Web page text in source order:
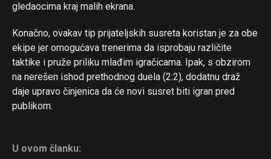
gledaocima kraj malih ekrana.
Konačno, ovakav tip prijateljskih susreta koristan je za obe
ekipe jer omogućava trenerima da isprobaju različite
taktike i pruže priliku mlađim igračicama. Ipak, s obzirom
na nerešen ishod prethodnog duela (2:2), dodatnu draž
daje upravo činjenica da će novi susret biti igran pred
publikom.
U ovom članku: